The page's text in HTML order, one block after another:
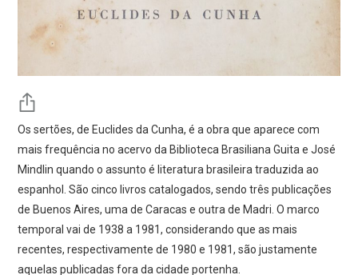
Os sertões, de Euclides da Cunha, é a obra que aparece com
mais frequência no acervo da Biblioteca Brasiliana Guita e José
Mindlin quando o assunto é literatura brasileira traduzida ao
espanhol. São cinco livros catalogados, sendo três publicações
de Buenos Aires, uma de Caracas e outra de Madri. O marco
temporal vai de 1938 a 1981, considerando que as mais
recentes, respectivamente de 1980 e 1981, são justamente
aquelas publicadas fora da cidade portenha.